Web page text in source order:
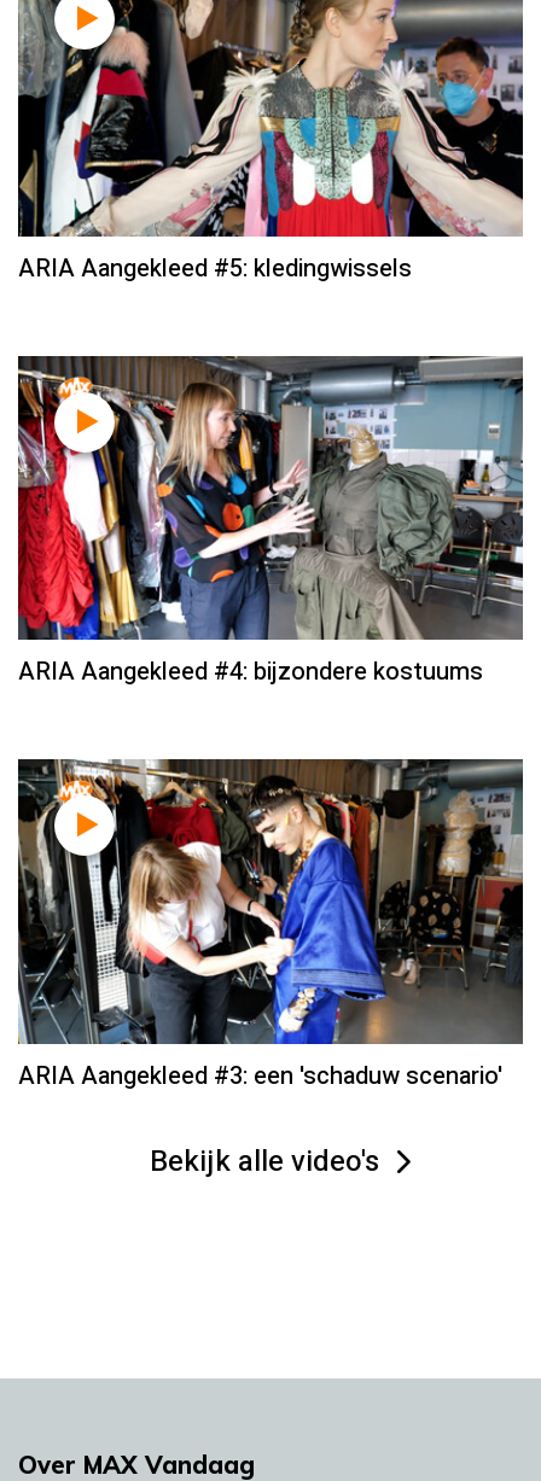
ARIA Aangekleed #5: kledingwissels
ARIA Aangekleed #4: bijzondere kostuums
ARIA Aangekleed #3: een 'schaduw scenario'
Bekijk alle video's
Over MAX Vandaag